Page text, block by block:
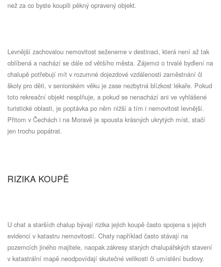
než za co byste koupili pěkný opravený objekt.
Levnější zachovalou nemovitost seženeme v destinaci, která není až tak
oblíbená a nachází se dále od většího města. Zájemci o trvalé bydlení na
chalupě potřebují mít v rozumné dojezdové vzdálenosti zaměstnání či
školy pro děti, v seniorském věku je zase nezbytná blízkost lékaře. Pokud
toto rekreační objekt nesplňuje, a pokud se nenachází ani ve vyhlášené
turistické oblasti, je poptávka po něm nižší a tím i nemovitost levnější.
Přitom v Čechách i na Moravě je spousta krásných ukrytých míst, stačí
jen trochu popátrat.
RIZIKA KOUPĚ
U chat a starších chalup bývají rizika jejich koupě často spojena s jejich
evidencí v katastru nemovitostí. Chaty například často stávají na
pozemcích jiného majitele, naopak zákresy starých chalupářských stavení
v katastrální mapě neodpovídají skutečné velikosti či umístění budovy.